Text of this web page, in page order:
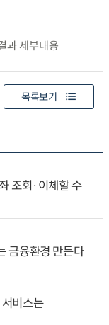
과 세부내용
목록보기
조회·이체할 수
금융환경 만든다
비스는